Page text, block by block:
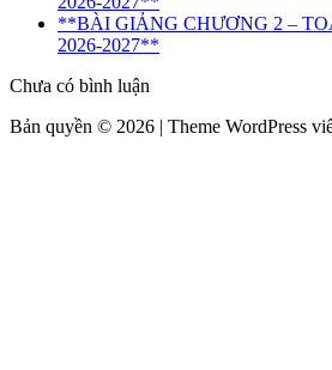
**BÀI GIẢNG CHƯƠNG 2 –
2026-2027**
Chưa có bình luận
Bản quyền © 2026 | Theme WordPress